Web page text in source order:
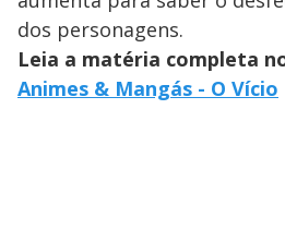
dos personagens.
Leia a matéria completa
Animes & Mangás - O Vício